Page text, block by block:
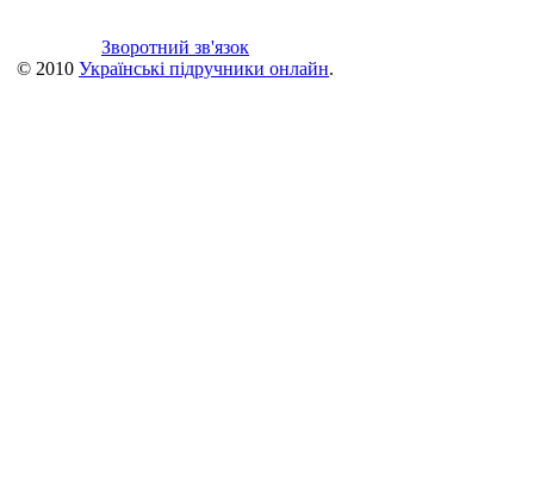
Зворотний зв'язок
© 2010 Українські підручники онлайн.